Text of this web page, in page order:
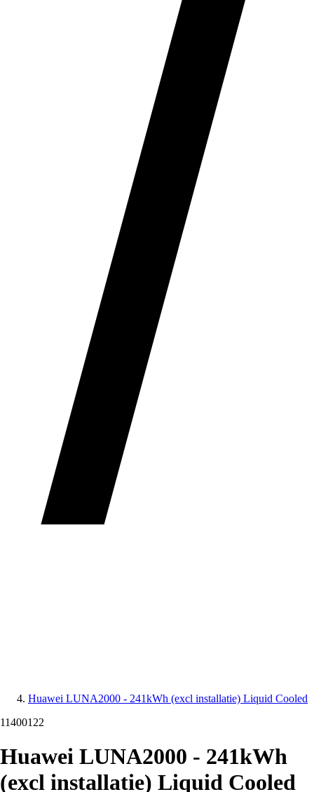
Huawei LUNA2000 - 241kWh (excl installatie) Liquid Cooled
11400122
Huawei LUNA2000 - 241kWh
(excl installatie) Liquid Cooled